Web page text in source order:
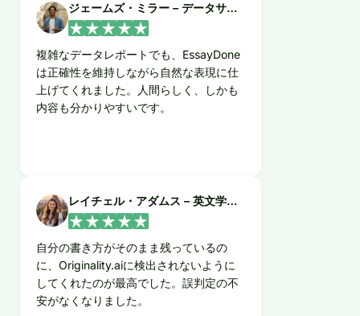
ジェームズ・ミラー – データサイエンティスト
複雑なデータレポートでも、EssayDone
は正確性を維持しながら自然な表現に仕
上げてくれました。人間らしく、しかも
内容も分かりやすいです。
レイチェル・アダムス – 英文学専攻
自分の書き方がそのまま残っているの
に、Originality.aiに検出されないように
してくれたのが最高でした。誤判定の不
安がなくなりました。